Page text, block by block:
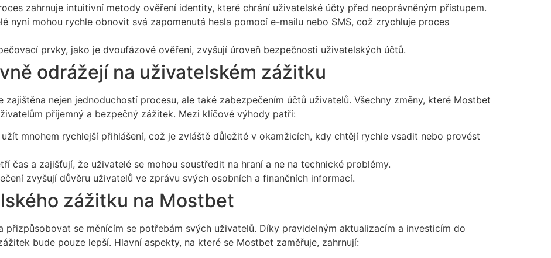
zahrnuje intuitivní metody ověření identity, které chrání uživatelské účty před neoprávněným přístupem.
nyní mohou rychle obnovit svá zapomenutá hesla pomocí e-mailu nebo SMS, což zrychluje proces
prvky, jako je dvoufázové ověření, zvyšují úroveň bezpečnosti uživatelských účtů.
odrážejí na uživatelském zážitku
nejen jednoduchostí procesu, ale také zabezpečením účtů uživatelů. Všechny změny, které Mostbet
příjemný a bezpečný zážitek. Mezi klíčové výhody patří:
mnohem rychlejší přihlášení, což je zvláště důležité v okamžicích, kdy chtějí rychle vsadit nebo provést
čas a zajišťují, že uživatelé se mohou soustředit na hraní a ne na technické problémy.
zvyšují důvěru uživatelů ve zprávu svých osobních a finančních informací.
zážitku na Mostbet
přizpůsobovat se měnícím se potřebám svých uživatelů. Díky pravidelným aktualizacím a investicím do
bude pouze lepší. Hlavní aspekty, na které se Mostbet zaměřuje, zahrnují: